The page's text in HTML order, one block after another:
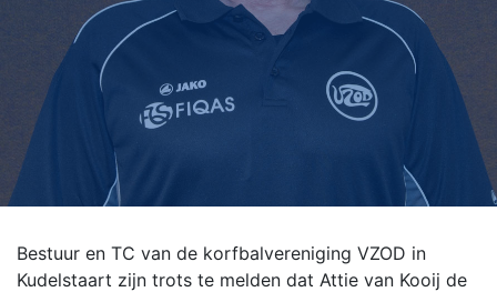
Bestuur en TC van de korfbalvereniging VZOD in
Kudelstaart zijn trots te melden dat Attie van Kooij de